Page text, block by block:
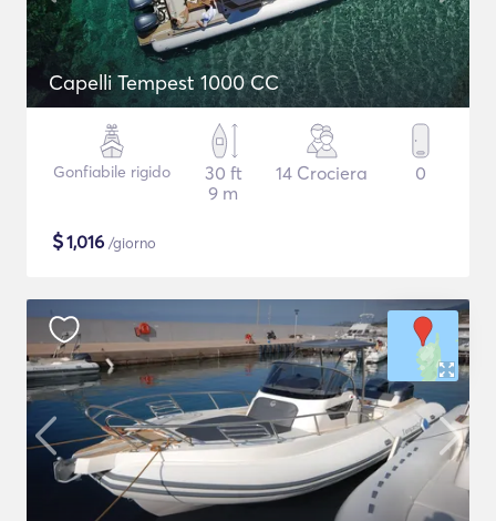
Capelli Tempest 1000 CC
Gonfiabile rigido
30 ft
9 m
14 Crociera 0
$1,016 /giorno